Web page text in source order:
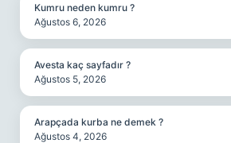
Kumru neden kumru ?
Ağustos 6, 2026
Avesta kaç sayfadır ?
Ağustos 5, 2026
Arapçada kurba ne demek ?
Ağustos 4, 2026